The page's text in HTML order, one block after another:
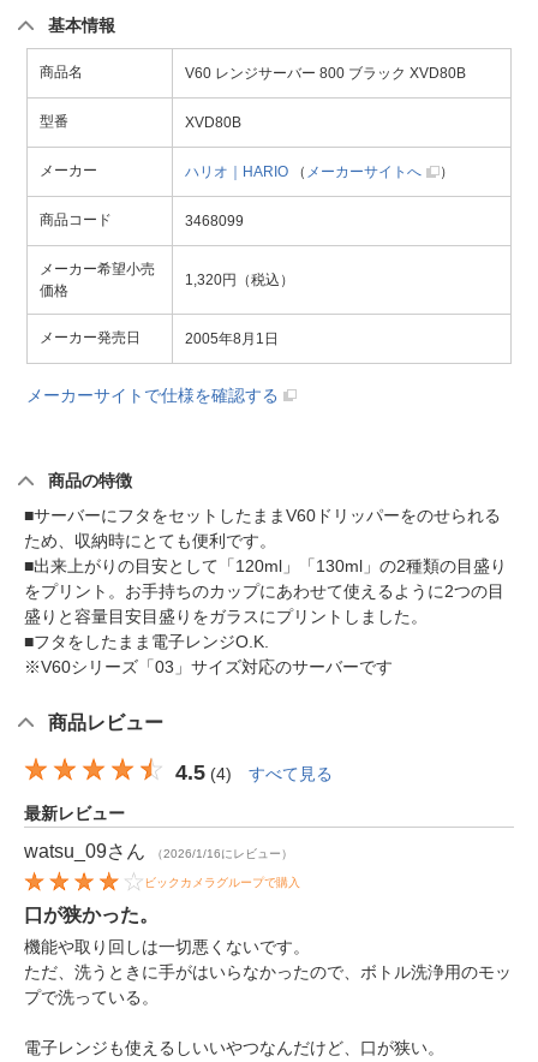
基本情報
商品名 V60 レンジサーバー 800 ブラック XVD80B
型番 XVD80B
メーカー ハリオ｜HARIO （ メーカーサイトへ ）
商品コード 3468099
メーカー希望小売
価格
1,320円（税込）
メーカー発売日 2005年8月1日
メーカーサイトで仕様を確認する
商品の特徴
■サーバーにフタをセットしたままV60ドリッパーをのせられる
ため、収納時にとても便利です。
■出来上がりの目安として「120ml」「130ml」の2種類の目盛り
をプリント。お手持ちのカップにあわせて使えるように2つの目
盛りと容量目安目盛りをガラスにプリントしました。
■フタをしたまま電子レンジO.K.
※V60シリーズ「03」サイズ対応のサーバーです
商品レビュー
4.5 (4) すべて見る
最新レビュー
watsu_09さん （2026/1/16にレビュー）
ビックカメラグループで購入
口が狭かった。
機能や取り回しは一切悪くないです。
ただ、洗うときに手がはいらなかったので、ボトル洗浄用のモッ
プで洗っている。
電子レンジも使えるしいいやつなんだけど、口が狭い。